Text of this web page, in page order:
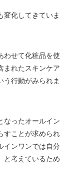
変化してきていま
わせて化粧品を使
まれたスキンケア
う行動がみられま
なったオールイン
すことが求められ
インワンでは自分
と考えているため